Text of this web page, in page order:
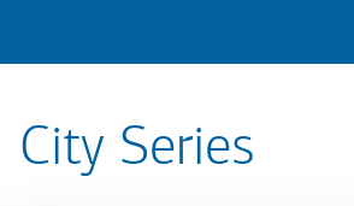
City Series